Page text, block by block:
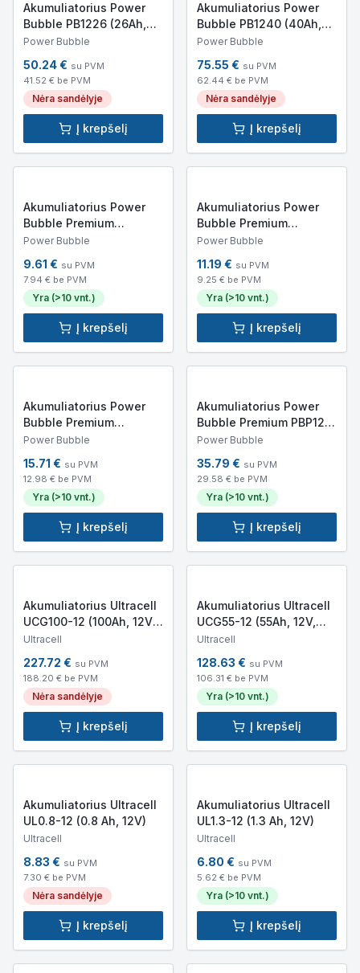
Akumuliatorius Power
Bubble PB1226 (26Ah,
12V)
Power Bubble
50.24€ su PVM
41.52 € be PVM
Nėra sandėlyje
Į krepšelį
Akumuliatorius Power
Bubble PB1240 (40Ah,
12V)
Power Bubble
75.55 € su PVM
62.44 € be PVM
Nėra sandėlyje
Į krepšelį
Akumuliatorius Power
Bubble Premium
PBP1204 (4Ah, 12V)
Power Bubble
9.61 € su PVM
7.94 € be PVM
Yra (>10 vnt.)
Į krepšelį
Akumuliatorius Power
Bubble Premium
PBP1207 (7Ah, 12V)
Power Bubble
11.19 € su PVM
9.25 € be PVM
Yra (>10 vnt.)
Į krepšelį
Akumuliatorius Power
Bubble Premium
PBP1209 (9Ah, 12V)
Power Bubble
15.71 € su PVM
12.98 € be PVM
Yra (>10 vnt.)
Į krepšelį
Akumuliatorius Power
Bubble Premium PBP1218
(18Ah, 12V)
Power Bubble
35.79 € su PVM
29.58 € be PVM
Yra (>10 vnt.)
Į krepšelį
Akumuliatorius Ultracell
UCG100-12 (100Ah, 12V,
gelinis, gilaus iškrovimo)
Ultracell
227.72 € su PVM
188.20 € be PVM
Nėra sandėlyje
Į krepšelį
Akumuliatorius Ultracell
UCG55-12 (55Ah, 12V,
gelinis, gilus iškrovimas)
Ultracell
128.63 € su PVM
106.31 € be PVM
Yra (>10 vnt.)
Į krepšelį
Akumuliatorius Ultracell
UL0.8-12 (0.8 Ah, 12V)
Ultracell
8.83 € su PVM
7.30 € be PVM
Nėra sandėlyje
Į krepšelį
Akumuliatorius Ultracell
UL1.3-12 (1.3 Ah, 12V)
Ultracell
6.80 € su PVM
5.62 € be PVM
Yra (>10 vnt.)
Į krepšelį